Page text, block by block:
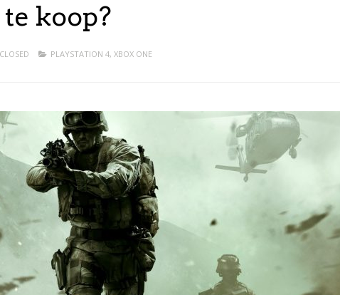
koop?
PLAYSTATION 4, XBOX ONE